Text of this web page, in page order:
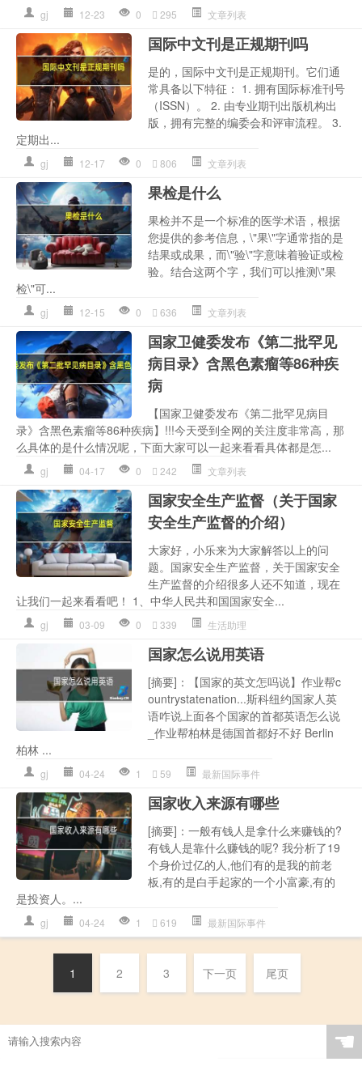
gj 12-23 0 295 文章列表
国际中文刊是正规期刊吗
是的，国际中文刊是正规期刊。它们通
常具备以下特征： 1. 拥有国际标准刊号
（ISSN）。 2. 由专业期刊出版机构出
版，拥有完整的编委会和评审流程。 3.
定期出...
gj 12-17 0 806 文章列表
果检是什么
果检并不是一个标准的医学术语，根据
您提供的参考信息，\"果\"字通常指的是
结果或成果，而\"验\"字意味着验证或检
验。结合这两个字，我们可以推测\"果
检\"可...
gj 12-15 0 636 文章列表
国家卫健委发布《第二批罕见
病目录》含黑色素瘤等86种疾
病
【国家卫健委发布《第二批罕见病目
录》含黑色素瘤等86种疾病】!!!今天受到全网的关注度非常高，那
么具体的是什么情况呢，下面大家可以一起来看看具体都是怎...
gj 04-17 0 242 文章列表
国家安全生产监督（关于国家
安全生产监督的介绍）
大家好，小乐来为大家解答以上的问
题。国家安全生产监督，关于国家安全
生产监督的介绍很多人还不知道，现在
让我们一起来看看吧！ 1、中华人民共和国国家安全...
gj 03-09 0 339 生活助理
国家怎么说用英语
[摘要]：【国家的英文怎吗说】作业帮c
ountrystatenation...斯科纽约国家人英
语咋说上面各个国家的首都英语怎么说
_作业帮柏林是德国首都好不好 Berlin
柏林 ...
gj 04-24 1 59 最新国际事件
国家收入来源有哪些
[摘要]：一般有钱人是拿什么来赚钱的?
有钱人是靠什么赚钱的呢? 我分析了19
个身价过亿的人,他们有的是我的前老
板,有的是白手起家的一个小富豪,有的
是投资人。...
gj 04-24 1 619 最新国际事件
1 2 3 下一页 尾页
☚